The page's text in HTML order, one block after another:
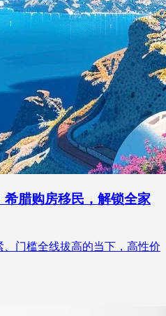
希腊购房移民，解锁全家
门槛全线拔高的当下，高性价